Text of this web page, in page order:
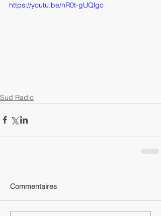
https://youtu.be/nR0t-gUQlgo
Sud Radio
Commentaires